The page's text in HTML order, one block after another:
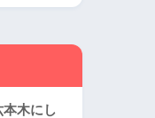
木にし